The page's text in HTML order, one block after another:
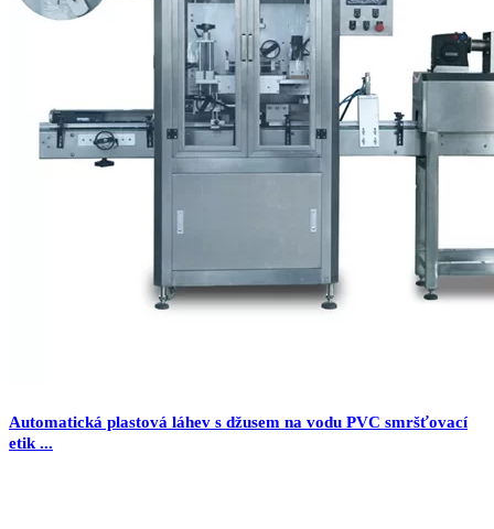
Automatická plastová láhev s džusem na vodu PVC smršťovací
etik ...